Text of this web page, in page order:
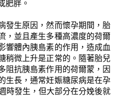
肥胖。
發生原因，然而懷孕期間，胎
，並且產生多種高濃度的荷爾
響體內胰島素的作用，造成血
稍微上升是正常的。隨著胎兒
阻抗胰島素作用的荷爾蒙，因
生長，通常妊娠糖尿病是在孕
時發生，但大部分在分娩後就